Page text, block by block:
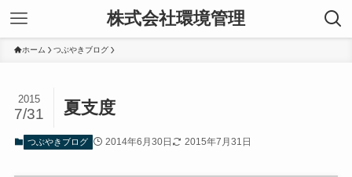
株式会社環境管理
ホーム つぶやきブログ
夏支度
2015
7/31
つぶやきブログ 2014年6月30日 2015年7月31日